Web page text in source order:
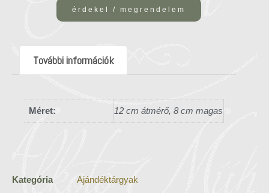
érdekel / megrendelem
További információk
Méret: 12 cm átmérő, 8 cm magas
Kategória
Ajándéktárgyak